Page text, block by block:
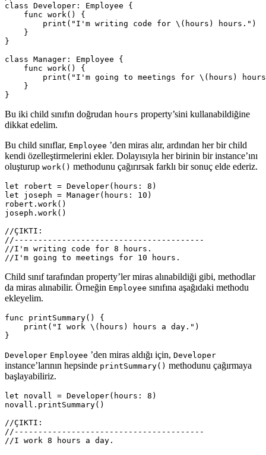
class Developer : Employee
{
func work()
{
print ( "I'm writing code for \( hours ) hours." )
}
}
class Manager : Employee
{
func work()
{
print ( "I'm going to meetings for \( hours )
}
}
Bu iki child sınıfın doğrudan hours property’sini kullanabildiğine
dikkat edelim.
Bu child sınıflar, Employee ’den miras alır, ardından her bir child
kendi özelleştirmelerini ekler. Dolayısıyla her birinin bir instance’ını
oluşturup work() methodunu çağırırsak farklı bir sonuç elde ederiz.
let robert = Developer( hours : 8 )
let
joseph = Manager( hours : 10 )
robert . work()
joseph . work()
//ÇIKTI:
//----------------------------------------
//I'm writing code for 8 hours.
//I'm going to meetings for 10 hours.
Child sınıf tarafından property’ler miras alınabildiği gibi, methodlar
da miras alınabilir. Örneğin Employee sınıfına aşağıdaki methodu
ekleyelim.
func printSummary()
{
print ( "I work \( hours ) hours a day." )
}
Developer Employee ’den miras aldığı için, Developer
instance’larının hepsinde printSummary() methodunu çağırmaya
başlayabiliriz.
let novall = Developer( hours : 8 )
novall . printSummary()
//ÇIKTI:
//----------------------------------------
//I work 8 hours a day.